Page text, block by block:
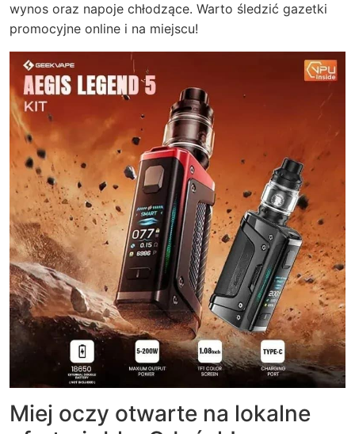
wynos oraz napoje chłodzące. Warto śledzić gazetki
promocyjne online i na miejscu!
Miej oczy otwarte na lokalne